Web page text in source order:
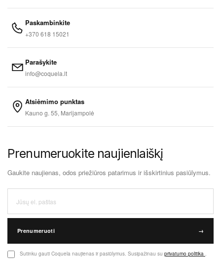
Paskambinkite
+370 618 15021
Parašykite
info@coquela.lt
Atsiėmimo punktas
Kauno g. 55, Marijampolė
Prenumeruokite naujienlaiškį
Gaukite naujienas, odos priežiūros patarimus ir išskirtinius pasiūlymus.
Prenumeruoti →
Sutinku gauti Coquela naujienas ir pasiūlymus. Susipažinau su privatumo politika .